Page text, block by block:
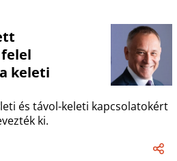
keleti
és távol-keleti kapcsolatokért
ki.